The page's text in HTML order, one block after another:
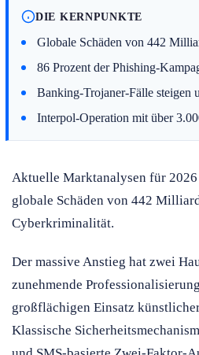
DIE KERNPUNKTE
Globale Schäden von 442
86 Prozent der Phishing-
Banking-Trojaner-Fälle steigen
Interpol-Operation mit über
Aktuelle Marktanalysen für
globale Schäden von 442
Cyberkriminalität.
Der massive Anstieg hat zwei
zunehmende
großflächigen Einsatz
Klassische